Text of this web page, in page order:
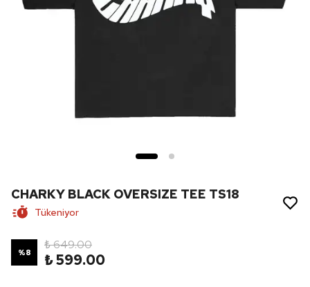
CHARKY BLACK OVERSIZE TEE TS18
Tükeniyor
%8
₺ 649.00
₺ 599.00